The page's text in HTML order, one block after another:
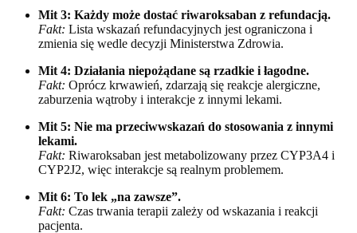
Mit 3: Każdy może dostać riwaroksaban z refundacją.
Fakt: Lista wskazań refundacyjnych jest ograniczona i
zmienia się wedle decyzji Ministerstwa Zdrowia.
Mit 4: Działania niepożądane są rzadkie i łagodne.
Fakt: Oprócz krwawień, zdarzają się reakcje alergiczne,
zaburzenia wątroby i interakcje z innymi lekami.
Mit 5: Nie ma przeciwwskazań do stosowania z innymi
lekami.
Fakt: Riwaroksaban jest metabolizowany przez CYP3A4 i
CYP2J2, więc interakcje są realnym problemem.
Mit 6: To lek „na zawsze”.
Fakt: Czas trwania terapii zależy od wskazania i reakcji
pacjenta.